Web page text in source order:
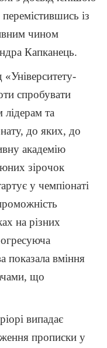
із
чином
Капканець.
спробувати
та
до яких, до
академію
зірочок
у чемпіонаті
на різних
показала вміння
що
випадає
прописки у